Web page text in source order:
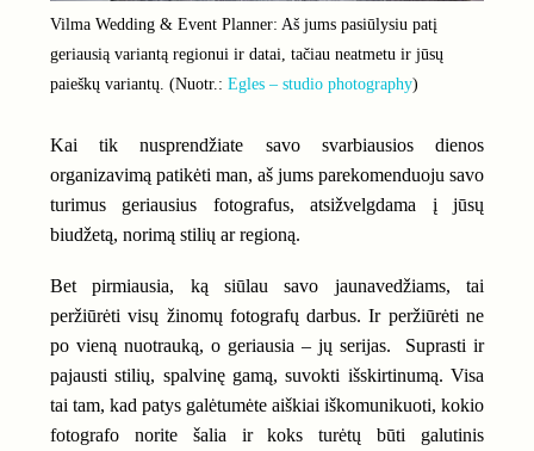
Vilma Wedding & Event Planner: Aš jums pasiūlysiu patį
geriausią variantą regionui ir datai, tačiau neatmetu ir jūsų
paieškų variantų. (Nuotr.: Egles – studio photography)
Kai tik nusprendžiate savo svarbiausios dienos
organizavimą patikėti man, aš jums parekomenduoju savo
turimus geriausius fotografus, atsižvelgdama į jūsų
biudžetą, norimą stilių ar regioną.
Bet pirmiausia, ką siūlau savo jaunavedžiams, tai
peržiūrėti visų žinomų fotografų darbus. Ir peržiūrėti ne
po vieną nuotrauką, o geriausia – jų serijas. Suprasti ir
pajausti stilių, spalvinę gamą, suvokti išskirtinumą. Visa
tai tam, kad patys galėtumėte aiškiai iškomunikuoti, kokio
fotografo norite šalia ir koks turėtų būti galutinis